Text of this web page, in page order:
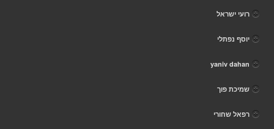
רועי ישראל
יוסף נפתלי
yaniv dahan
שמיכת פוך
רפאל שחורי